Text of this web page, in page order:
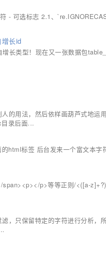
- 可选标志 2.1、
长id
长类型！现在又一张数据包
的用法，然后依样画葫芦式地运用
录后面...
html标签 后台发来一个富文本
span><p></p>等等正则/<([a-
，只保留特定的字符进行分析，